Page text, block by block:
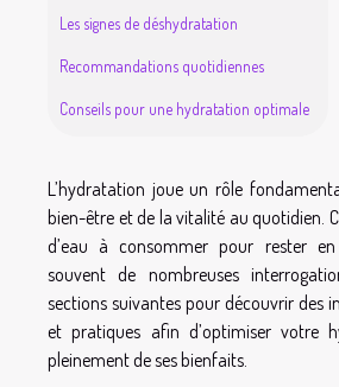
Les signes de déshydratation
Recommandations quotidiennes
Conseils pour une hydratation optimale
L’hydratation joue un rôle
bien-être et de la vitalité au quotidien.
d’eau à consommer pour rester
souvent de nombreuses
sections suivantes pour découvrir des
et pratiques afin d’optimiser votre
pleinement de ses bienfaits.